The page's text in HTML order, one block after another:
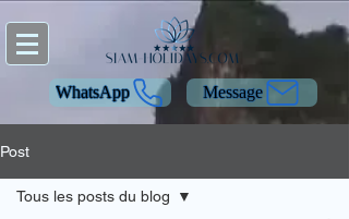
WhatsApp Message
Post
Tous les posts du blog